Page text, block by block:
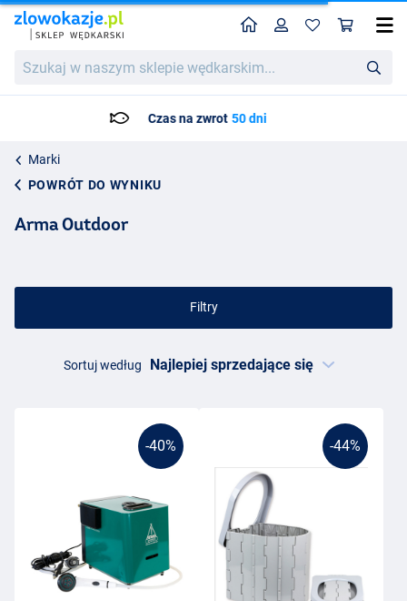
w
HomeProfil
Czas dostawy: Maks. 3 do 4
Marki
POWRÓT DO WYNIKU
Arma Outdoor
Filtry
Sortuj według
-40% -44%